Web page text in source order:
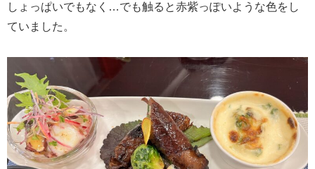
しょっぱいでもなく…でも触ると赤紫っぽいような色をし
ていました。